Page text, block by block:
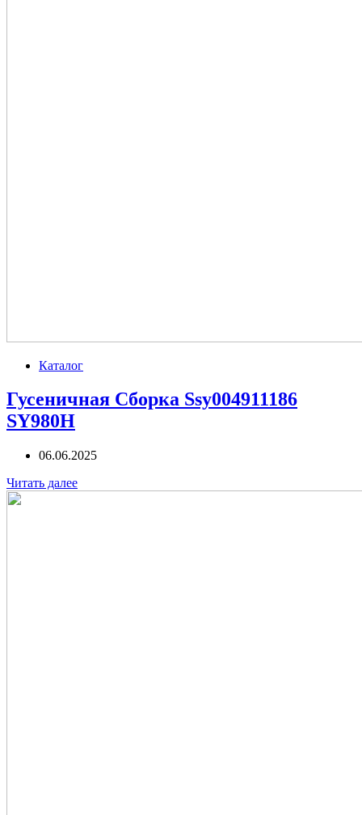
Каталог
Гусеничная Сборка Ssy004911186
SY980H
06.06.2025
Читать далее